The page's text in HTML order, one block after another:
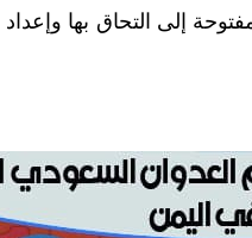
إلى التحاق بها